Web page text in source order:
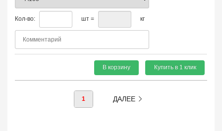
Кол-во: шт = кг
В корзину Купить в 1 клик
1 ДАЛЕЕ